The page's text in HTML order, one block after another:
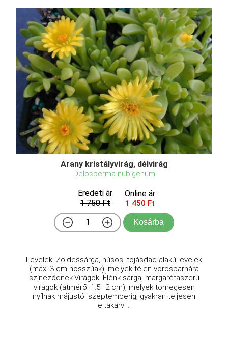
Arany kristályvirág, délvirág
Delosperma nubigenum
Eredeti ár
1 750 Ft
Online ár
1 450 Ft
Kosárba
Levelek: Zöldessárga, húsos, tojásdad alakú levelek
(max. 3 cm hosszúak), melyek télen vörösbarnára
színeződnek.Virágok: Élénk sárga, margarétaszerű
virágok (átmérő: 1.5–2 cm), melyek tömegesen
nyílnak májustól szeptemberig, gyakran teljesen
eltakarv ...